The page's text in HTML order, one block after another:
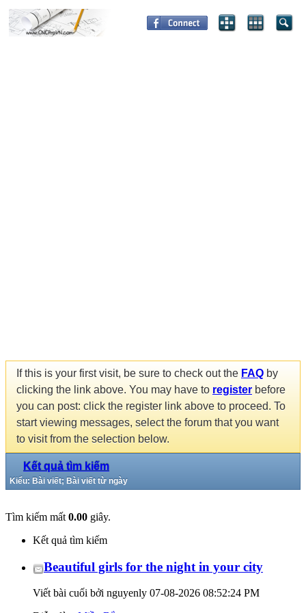
If this is your first visit, be sure to check out the FAQ by
clicking the link above. You may have to register before
you can post: click the register link above to proceed. To
start viewing messages, select the forum that you want
to visit from the selection below.
Kết quả tìm kiếm
Kiểu: Bài viết; Bài viết từ ngày
Tìm kiếm mất 0.00 giây.
Kết quả tìm kiếm
Beautiful girls for the night in your city
Viết bài cuối bởi nguyenly 07-08-2026 08:52:24 PM